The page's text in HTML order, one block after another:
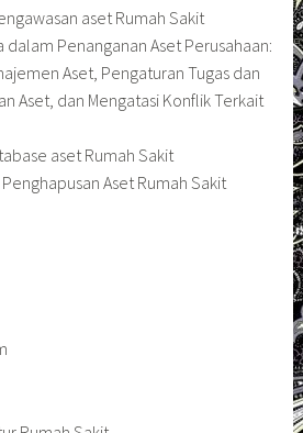
aset Rumah Sakit
dalam Penanganan Aset Perusahaan:
Aset, Pengaturan Tugas dan
Aset, dan Mengatasi Konflik Terkait
aset Rumah Sakit
Aset Rumah Sakit